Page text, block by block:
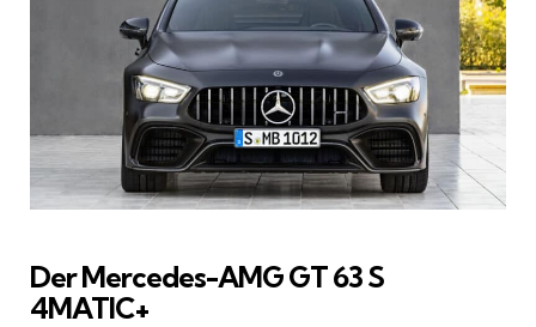
Der Mercedes-AMG GT 63 S
4MATIC+